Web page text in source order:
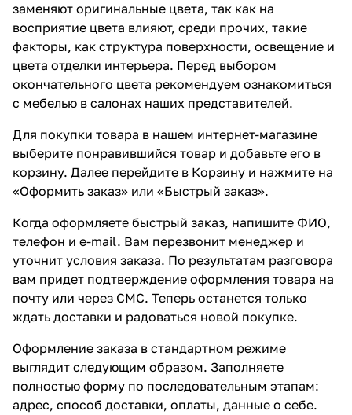
заменяют оригинальные цвета, так как на
восприятие цвета влияют, среди прочих, такие
факторы, как структура поверхности, освещение и
цвета отделки интерьера. Перед выбором
окончательного цвета рекомендуем ознакомиться
с мебелью в салонах наших представителей.
Для покупки товара в нашем интернет-магазине
выберите понравившийся товар и добавьте его в
корзину. Далее перейдите в Корзину и нажмите на
«Оформить заказ» или «Быстрый заказ».
Когда оформляете быстрый заказ, напишите ФИО,
телефон и e-mail. Вам перезвонит менеджер и
уточнит условия заказа. По результатам разговора
вам придет подтверждение оформления товара на
почту или через СМС. Теперь останется только
ждать доставки и радоваться новой покупке.
Оформление заказа в стандартном режиме
выглядит следующим образом. Заполняете
полностью форму по последовательным этапам:
адрес, способ доставки, оплаты, данные о себе.